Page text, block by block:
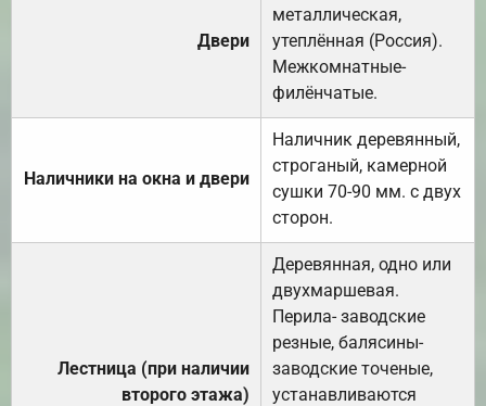
Двери
металлическая,
утеплённая (Россия).
Межкомнатные-
филёнчатые.
Наличники на окна и двери
Наличник деревянный,
строганый, камерной
сушки 70-90 мм. с двух
сторон.
Лестница (при наличии
второго этажа)
Деревянная, одно или
двухмаршевая.
Перила- заводские
резные, балясины-
заводские точеные,
устанавливаются